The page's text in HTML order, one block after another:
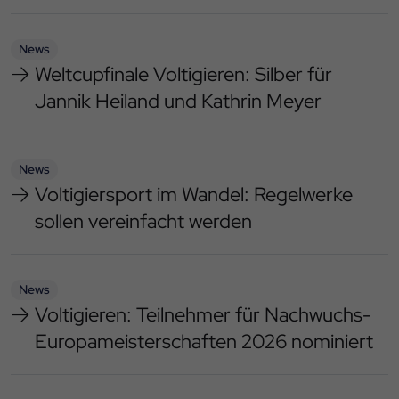
News
Weltcupfinale Voltigieren: Silber für
Jannik Heiland und Kathrin Meyer
News
Voltigiersport im Wandel: Regelwerke
sollen vereinfacht werden
News
Voltigieren: Teilnehmer für Nachwuchs-
Europameisterschaften 2026 nominiert